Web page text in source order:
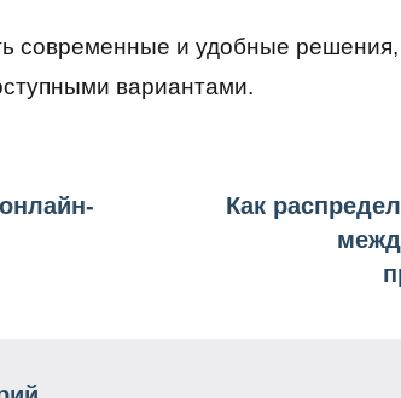
современные и удобные решения,
вариантами.
Как